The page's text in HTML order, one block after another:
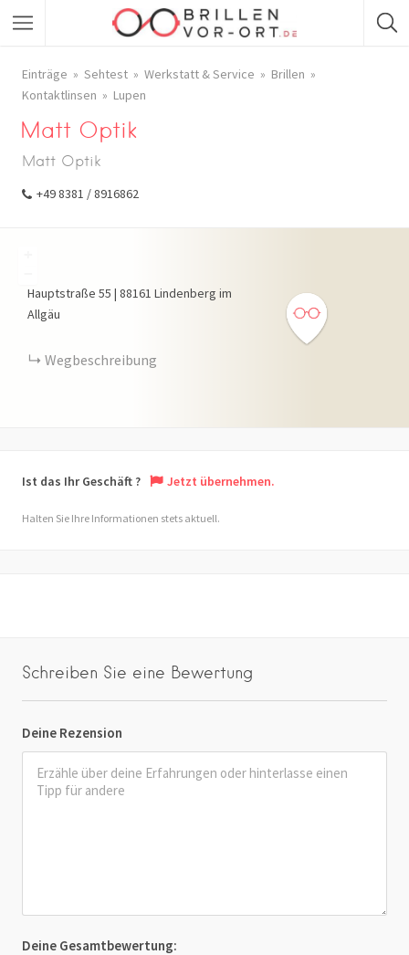
Einträge Sehtest Werkstatt & Service
Brillen
Kontaktlinsen
Lupen
Matt Optik
Matt Optik
+49 8381 / 8916862
Hauptstraße 55 | 88161 Lindenberg im
Allgäu
Wegbeschreibung
Ist das Ihr Geschäft ? Jetzt übernehmen.
Halten Sie Ihre Informationen stets aktuell.
Schreiben Sie eine Bewertung
Deine Rezension
Deine Gesamtbewertung: